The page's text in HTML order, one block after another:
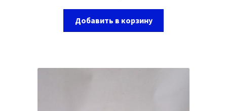
Добавить в корзину